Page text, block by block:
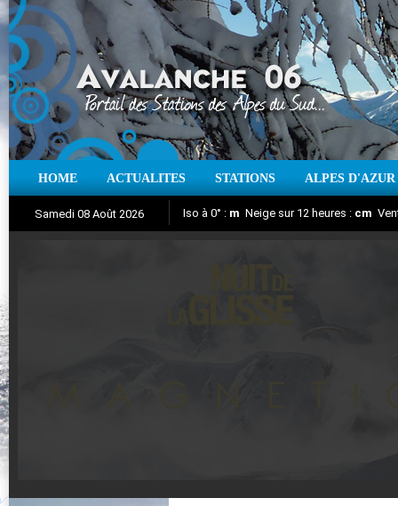
HOME ACTUALITES STATIONS ALPES D'AZUR
Samedi 08 Août 2026 Iso à 0° : m Neige sur 12 heures : cm